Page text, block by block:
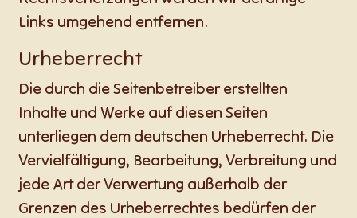
Links umgehend entfernen.
Urheberrecht
Die durch die Seitenbetreiber erstellten
Inhalte und Werke auf diesen Seiten
unterliegen dem deutschen Urheberrecht. Die
Vervielfältigung, Bearbeitung, Verbreitung und
jede Art der Verwertung außerhalb der
Grenzen des Urheberrechtes bedürfen der